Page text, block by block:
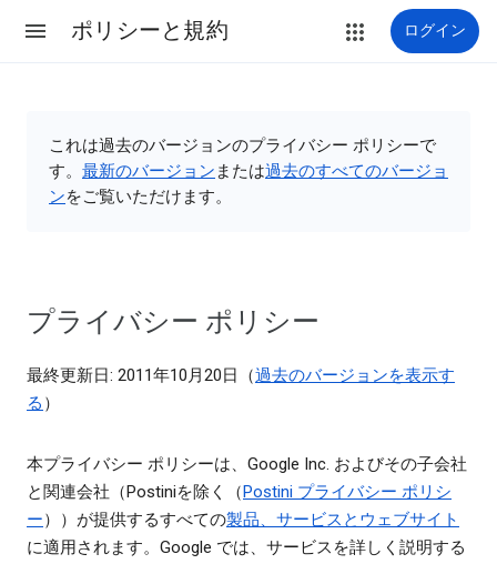
ポリシーと規約 ログイン
これは過去のバージョンのプライバシー ポリシーで
す。 最新のバージョン または過去のすべてのバージョ
ンをご覧いただけます。
プライバシー ポリシー
最終更新日: 2011年10月20日（過去のバージョンを表示す
る ）
本プライバシー ポリシーは、Google Inc. およびその子会社
と関連会社（Postiniを除く（Postini プライバシー ポリシ
ー））が提供するすべての製品、サービスとウェブサイト
に適用されます。Google では、サービスを詳しく説明する